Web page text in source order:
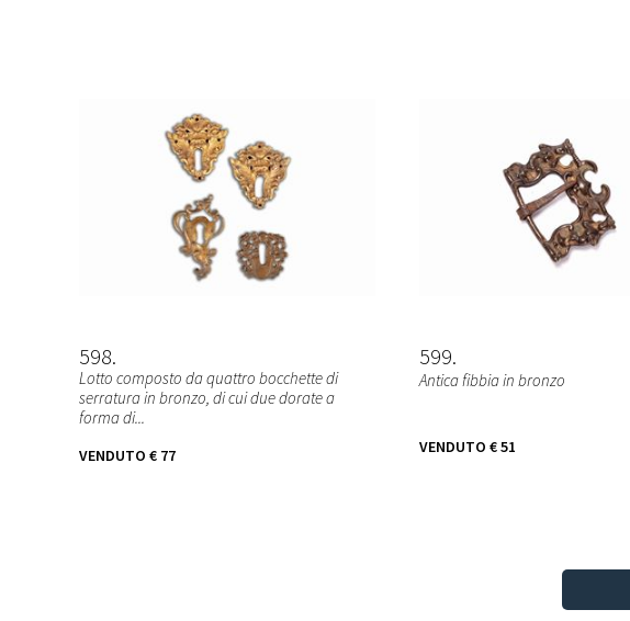
598
Lotto composto da quattro bocchette di
serratura in bronzo, di cui due dorate a
forma di...
VENDUTO € 77
599
Antica fibbia in bronzo
VENDUTO € 51